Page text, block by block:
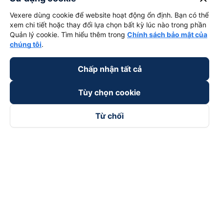
Vexere dùng cookie để website hoạt động ổn định. Bạn có thể
xem chi tiết hoặc thay đổi lựa chọn bất kỳ lúc nào trong phần
Quản lý cookie. Tìm hiểu thêm trong Chính sách bảo mật của
chúng tôi.
Chấp nhận tất cả
Tùy chọn cookie
Từ chối